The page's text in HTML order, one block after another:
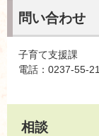
問い合わせ
子育て支援課
電話：0237-55-
相談